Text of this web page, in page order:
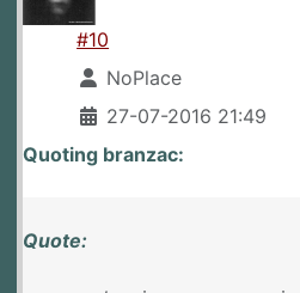
#10
NoPlace
27-07-2016 21:49
Quoting branzac:
Quote: